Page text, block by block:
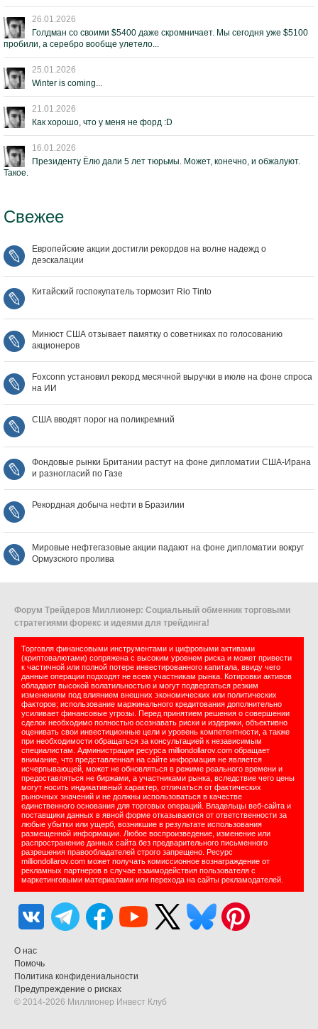
26.01.2026
Голдман со своими $5400 даже скромничает. Мы сегодня уже $5100
пробили, а серебро вообще улетело...
25.01.2026
Winter is coming...
21.01.2026
Как хорошо, что у меня не форд :D
16.01.2026
Президенту Ёлю дали 5 лет тюрьмы. Может, конечно, и обжалуют.
Такое.
Свежее
Европейские акции достигли рекордов на волне надежд о
деэскалации
Китайский госпокупатель тормозит Rio Tinto
Минюст США отзывает памятку о советниках по голосованию
акционеров
Foxconn установил рекорд месячной выручки в июле на фоне спроса
на ИИ
США вводят порог на поликремний
Фондовые рынки Британии растут на фоне дипломатии США‑Ирана
и разногласий по Газе
Рекордная добыча нефти в Бразилии
Мировые нефтегазовые акции падают на фоне дипломатии вокруг
Ормузского пролива
Форум Трейдеров Миллионер: Социальный обменник торговыми
стратегиями форекс и идеями для трейдинга!
Торговля финансовыми инструментами и цифровыми активами
(криптовалютами) сопряжена с высоким уровнем риска и может привести
к частичной или полной потере инвестированного капитала, ввиду чего
данные операции подходят не всем участникам рынка. Котировки активов
обладают высокой волатильностью и могут подвергаться резким
изменениям под влиянием внешних экономических или политических
факторов; использование маржинального кредитования дополнительно
усиливает финансовые угрозы. Перед принятием решения о совершении
сделок необходимо полностью осознавать риски и издержки, объективно
оценивать свои инвестиционные цели и уровень компетентности, а также
при необходимости обращаться за консультацией к независимым
специалистам. Администрация ресурса milliondollarov.com обращает
внимание, что представленная на сайте информация не является
исчерпывающей, может не обновляться в режиме реального времени и
предоставляться не биржами, а участниками рынка, вследствие чего цены
могут носить индикативный характер, отличаться от фактических
рыночных значений и не должны использоваться в качестве
единственного основания для торговых операций. Владельцы веб-сайта и
поставщики данных в явной форме отказываются от ответственности за
любые убытки или ущерб, возникшие в результате использования
размещенной информации. Любое воспроизведение, изменение или
распространение данных сайта без предварительного письменного
разрешения правообладателей строго запрещено. Ресурс
milliondollarov.com может получать комиссионное вознаграждение от
рекламных партнеров в случае взаимодействия пользователя с
маркетинговыми материалами или перехода на сайты рекламодателей.
О нас
Помочь
Политика конфидениальности
Предупреждение о рисках
© 2014-2026 Миллионер Инвест Клуб